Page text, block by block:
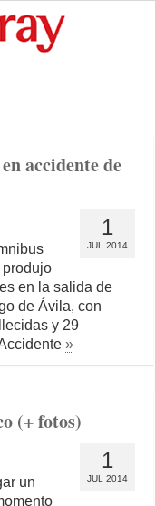
accidente de
1
JUL 2014
produjo
en la salida de
de Ávila, con
y 29
»
(+ fotos)
1
JUL 2014
un